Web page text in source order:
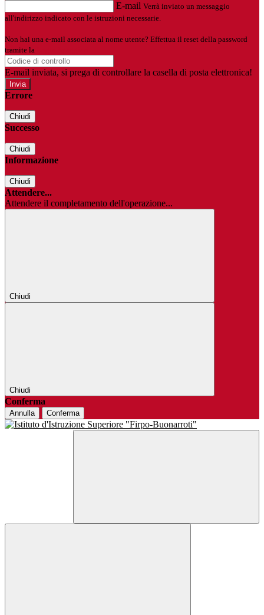
E-mail Verrà inviato un messaggio
all'indirizzo indicato con le istruzioni necessarie.
Non hai una e-mail associata al nome utente? Effettua il reset della password
tramite la
E-mail inviata, si prega di controllare la casella di posta elettronica!
Errore
Chiudi
Successo
Chiudi
Informazione
Chiudi
Attendere...
Attendere il completamento dell'operazione...
Chiudi
Chiudi
Conferma
Annulla Conferma